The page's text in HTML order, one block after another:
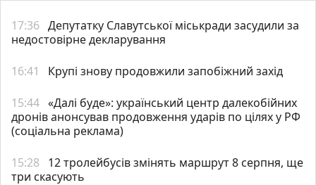
17:36 Депутатку Славутської міськради засудили за
недостовірне декларування
16:41 Крупі знову продовжили запобіжний захід
15:44 «Далі буде»: український центр далекобійних
дронів анонсував продовження ударів по цілях у РФ
(соціальна реклама)
15:28
12 тролейбусів змінять маршрут 8 серпня, ще
три скасують